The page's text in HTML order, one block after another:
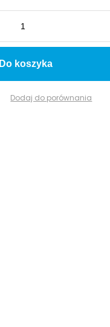
Do koszyka
Dodaj do porównania